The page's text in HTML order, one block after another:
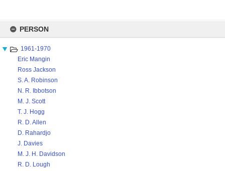
content
PERSON
1961-1970
Eric Mangin
Ross Jackson
S. A. Robinson
N. R. Ibbotson
M. J. Scott
T. J. Hogg
R. D. Allen
D. Rahardjo
J. Davies
M. J. H. Davidson
R. D. Lough